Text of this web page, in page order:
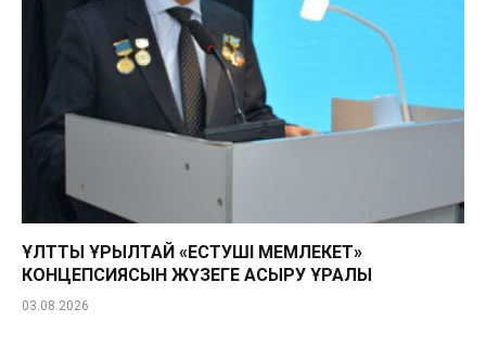
ҰЛТТЫҚ ҚҰРЫЛТАЙ «ЕСТУШІ МЕМЛЕКЕТ»
КОНЦЕПСИЯСЫН ЖҮЗЕГЕ АСЫРУ ҚҰРАЛЫ
03.08.2026